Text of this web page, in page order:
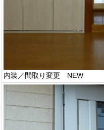
内装／間取り変更 NEW